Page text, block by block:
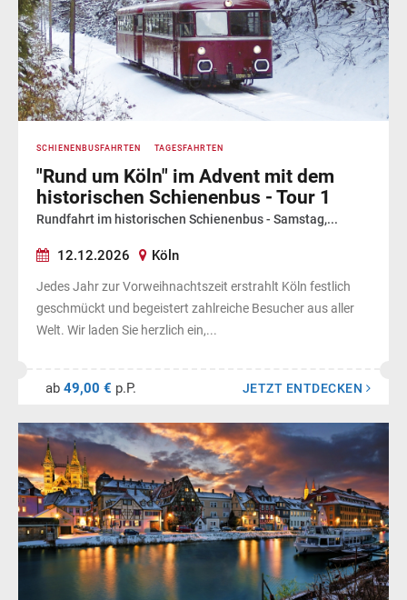
SCHIENENBUSFAHRTEN TAGESFAHRTEN
"Rund um Köln" im Advent mit dem
historischen Schienenbus - Tour 1
Rundfahrt im historischen Schienenbus - Samstag,...
12.12.2026 Köln
Jedes Jahr zur Vorweihnachtszeit erstrahlt Köln festlich
geschmückt und begeistert zahlreiche Besucher aus aller
Welt. Wir laden Sie herzlich ein,...
ab 49,00 € p.P. JETZT ENTDECKEN